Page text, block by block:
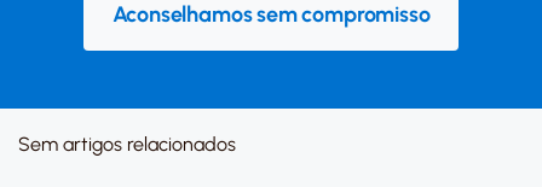
Aconselhamos sem compromisso
Sem artigos relacionados